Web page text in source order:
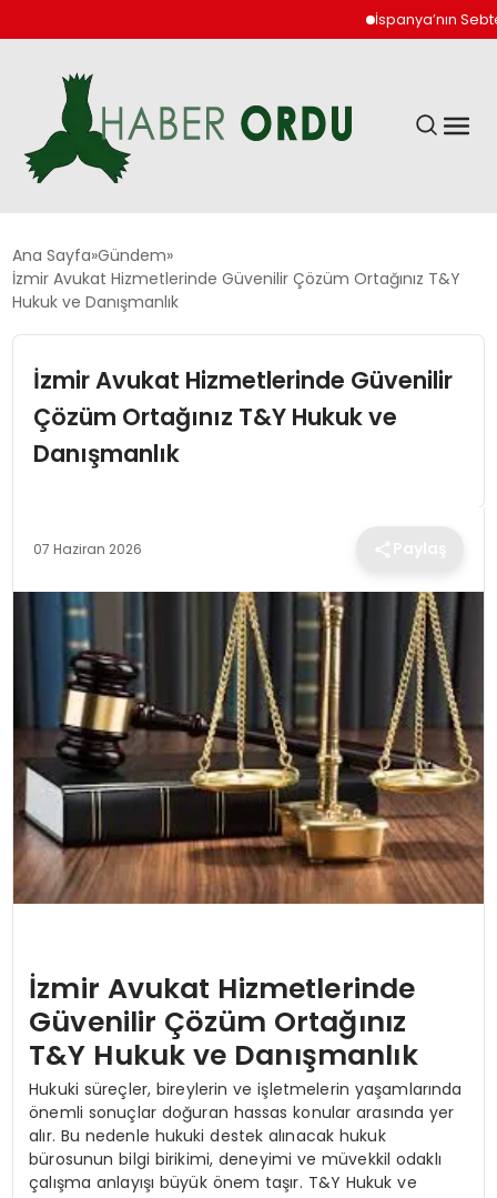
İspanya’nın Sebte
GÜNDEM
DÜNYA
EKONOMI
SIYASET
MAGAZIN
SPOR
YAŞAM
Ana Sayfa Gündem
İzmir Avukat Hizmetlerinde Güvenilir Çözüm Ortağınız T&Y
Hukuk ve Danışmanlık
İzmir Avukat Hizmetlerinde Güvenilir
Çözüm Ortağınız T&Y Hukuk ve
Danışmanlık
07 Haziran 2026
İzmir Avukat Hizmetlerinde
Güvenilir Çözüm Ortağınız
T&Y Hukuk ve Danışmanlık
Hukuki süreçler, bireylerin ve işletmelerin yaşamlarında
önemli sonuçlar doğuran hassas konular arasında yer
alır. Bu nedenle hukuki destek alınacak hukuk
bürosunun bilgi birikimi, deneyimi ve müvekkil odaklı
çalışma anlayışı büyük önem taşır. T&Y Hukuk ve